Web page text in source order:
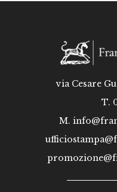
via Cesare
T.
M.